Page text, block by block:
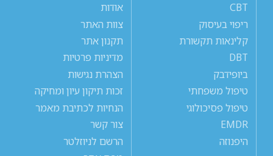
CBT
ריפוי בעיסוק
קלינאות תקשורת
DBT
ביופידבק
טיפול משפחתי
טיפול פסיכולוגי
EMDR
היפנוזה
אודות
צוות האתר
תקנון אתר
מדיניות פרטיות
הצהרת נגישות
זכות תיקון עיון ומחיקה
הנחיות לכתיבת מאמר
צור קשר
הרשם לניוזלטר